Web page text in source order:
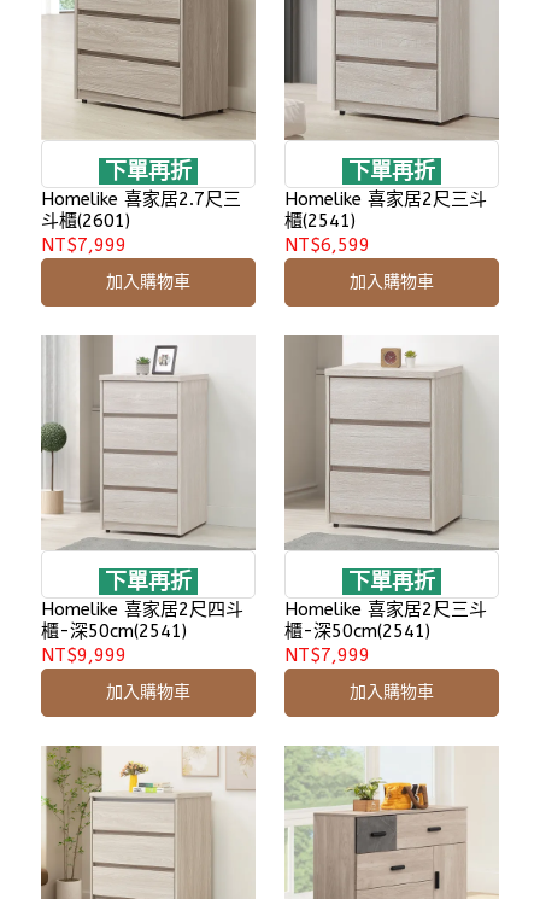
下單再折
Homelike 喜家居2.7尺三
斗櫃(2601)
NT$7,999
加入購物車
下單再折
Homelike 喜家居2尺三斗
櫃(2541)
NT$6,599
加入購物車
下單再折
Homelike 喜家居2尺四斗
櫃-深50cm(2541)
NT$9,999
加入購物車
下單再折
Homelike 喜家居2尺三斗
櫃-深50cm(2541)
NT$7,999
加入購物車